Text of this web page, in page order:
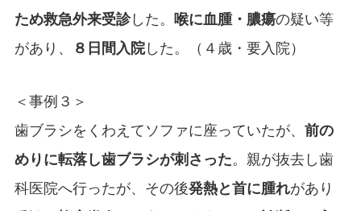
ため救急外来受診した。 喉に血腫・膿瘍の疑い等
があり、
８日間入院した。（４歳・要入院）
＜事例３＞
歯ブラシをくわえてソファに座っていたが、 前の
めりに転落し歯ブラシが刺さった。親が抜去し歯
科医院へ行ったが、その後発熱と首に腫れがあり